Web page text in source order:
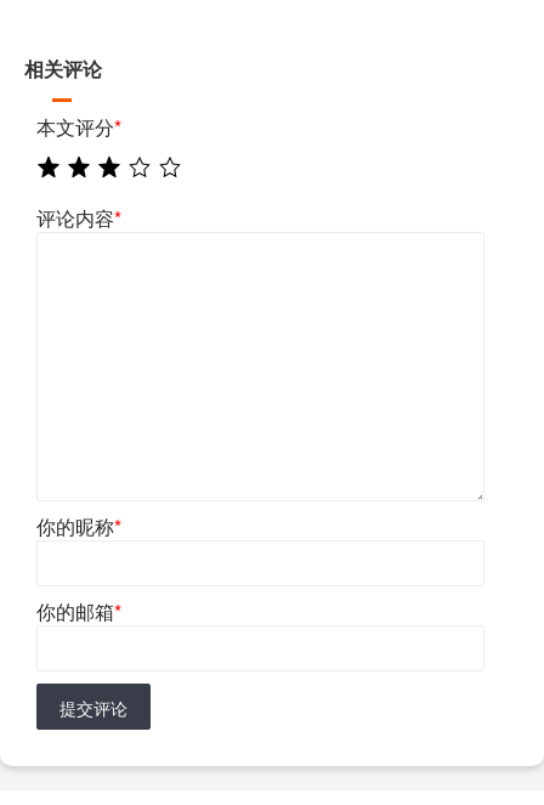
相关评论
本文评分*
评论内容*
你的昵称*
你的邮箱*
提交评论